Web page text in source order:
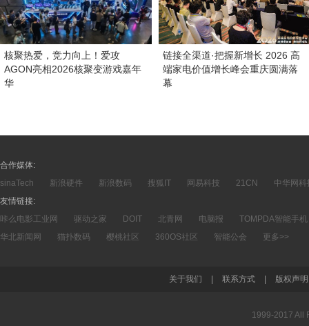
核聚热爱，竞力向上！爱攻
AGON亮相2026核聚变游戏嘉年
华
链接全渠道·把握新增长 2026 高
端家电价值增长峰会重庆圆满落
幕
合作媒体:
sinaTech
新浪硬件 新浪数码 搜狐IT 网易科技 21CN
中华网科
友情链接:
咔么电影工业网
驱动之家 DOIT 北青网 电脑报
TOMPDA智能手机
华北新闻网
猫扑数码 樱桃社区 360OS社区 智能公会 更多>>
关于我们 联系方式 版权声明
1999-2017 All